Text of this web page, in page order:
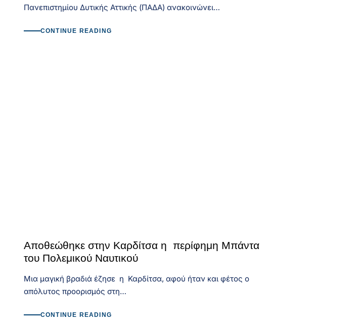
Πανεπιστημίου Δυτικής Αττικής (ΠΑΔΑ) ανακοινώνει…
CONTINUE READING
Αποθεώθηκε στην Καρδίτσα η περίφημη Μπάντα
του Πολεμικού Ναυτικού
Μια μαγική βραδιά έζησε η Καρδίτσα, αφού ήταν και φέτος ο
απόλυτος προορισμός στη…
CONTINUE READING